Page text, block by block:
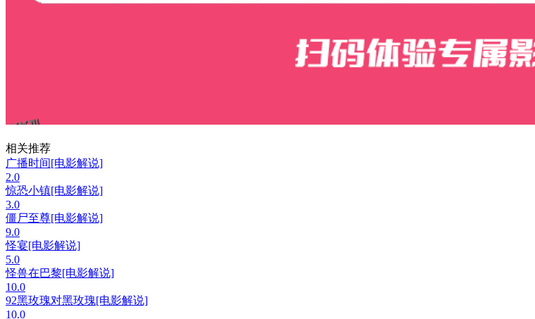
相关推荐
广播时间[电影解说]
2.0
惊恐小镇[电影解说]
3.0
僵尸至尊[电影解说]
9.0
怪宴[电影解说]
5.0
怪兽在巴黎[电影解说]
10.0
92黑玫瑰对黑玫瑰[电影解说]
10.0